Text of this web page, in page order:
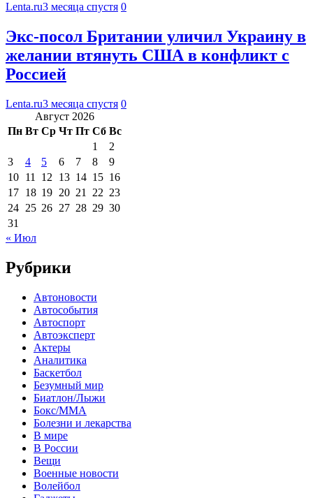
Lenta.ru3 месяца спустя 0
Экс-посол Британии уличил Украину в
желании втянуть США в конфликт с
Россией
Lenta.ru3 месяца спустя 0
Август 2026
Пн Вт Ср Чт Пт Сб Вс
1
2
3
4 5 6 7 8
9
10 11 12 13 14 15 16
17 18 19 20 21 22 23
24 25 26 27 28 29 30
31
« Июл
Рубрики
Автоновости
Автособытия
Автоспорт
Автоэксперт
Актеры
Аналитика
Баскетбол
Безумный мир
Биатлон/Лыжи
Бокс/MMA
Болезни и лекарства
В мире
В России
Вещи
Военные новости
Волейбол